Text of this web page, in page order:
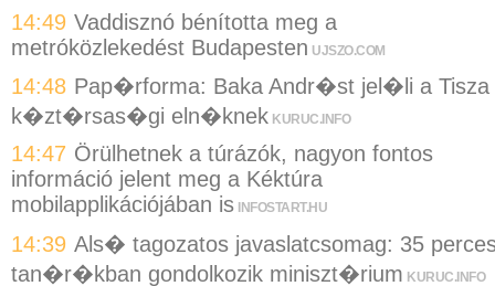
14:49 Vaddisznó bénította meg a
metróközlekedést Budapesten UJSZO.COM
14:48 Pap�rforma: Baka Andr�st jel�li a Tisza
k�zt�rsas�gi eln�knek KURUC.INFO
14:47 Örülhetnek a túrázók, nagyon fontos
információ jelent meg a Kéktúra
mobilapplikációjában is INFOSTART.HU
14:39 Als� tagozatos javaslatcsomag: 35
tan�r�kban gondolkozik miniszt�rium KURUC.INFO